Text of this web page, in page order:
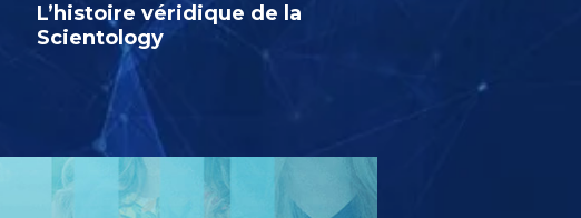
L’histoire véridique de la
Scientology